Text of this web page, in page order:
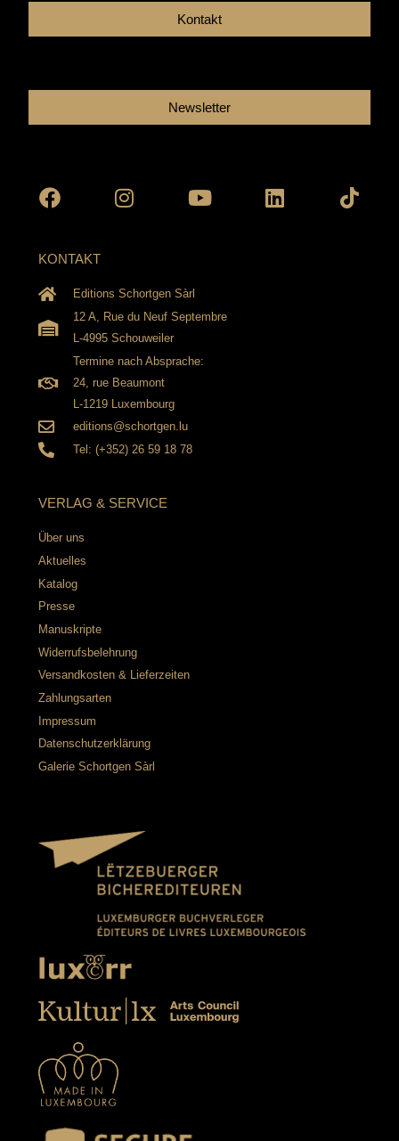
Kontakt
Newsletter
KONTAKT
Editions Schortgen Sàrl
12 A, Rue du Neuf Septembre
L-4995 Schouweiler
Termine nach Absprache:
24, rue Beaumont
L-1219 Luxembourg
editions@schortgen.lu
Tel: (+352) 26 59 18 78
VERLAG & SERVICE
Über uns
Aktuelles
Katalog
Presse
Manuskripte
Widerrufsbelehrung
Versandkosten & Lieferzeiten
Zahlungsarten
Impressum
Datenschutzerklärung
Galerie Schortgen Sàrl